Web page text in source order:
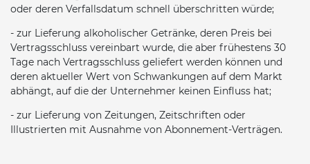
oder deren Verfallsdatum schnell überschritten würde;
- zur Lieferung alkoholischer Getränke, deren Preis bei
Vertragsschluss vereinbart wurde, die aber frühestens 30
Tage nach Vertragsschluss geliefert werden können und
deren aktueller Wert von Schwankungen auf dem Markt
abhängt, auf die der Unternehmer keinen Einfluss hat;
- zur Lieferung von Zeitungen, Zeitschriften oder
Illustrierten mit Ausnahme von Abonnement-Verträgen.